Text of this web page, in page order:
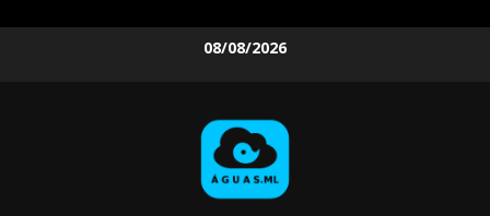
08/08/2026